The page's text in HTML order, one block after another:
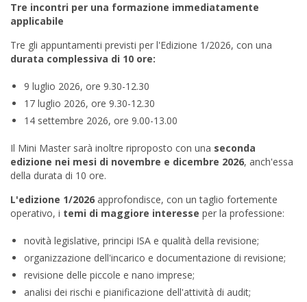
Tre incontri per una formazione immediatamente
applicabile
Tre gli appuntamenti previsti per l'Edizione 1/2026, con una
durata complessiva di 10 ore:
9 luglio 2026, ore 9.30-12.30
17 luglio 2026, ore 9.30-12.30
14 settembre 2026, ore 9.00-13.00
Il Mini Master sarà inoltre riproposto con una seconda
edizione nei mesi di novembre e dicembre 2026, anch'essa
della durata di 10 ore.
L'edizione 1/2026 approfondisce, con un taglio fortemente
operativo, i temi di maggiore interesse per la professione:
novità legislative, principi ISA e qualità della revisione;
organizzazione dell'incarico e documentazione di revisione;
revisione delle piccole e nano imprese;
analisi dei rischi e pianificazione dell'attività di audit;